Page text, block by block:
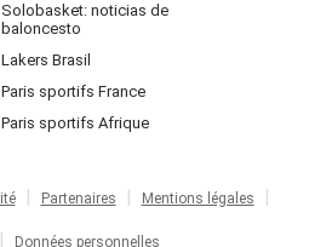
Solobasket: noticias de
baloncesto
Lakers Brasil
Paris sportifs France
Paris sportifs Afrique
Partenaires Mentions légales
Données personnelles